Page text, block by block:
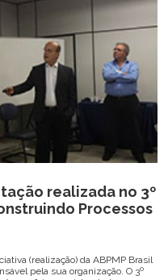
realizada no 3º
Processos
(realização) da ABPMP Brasil
pela sua organização. O 3º